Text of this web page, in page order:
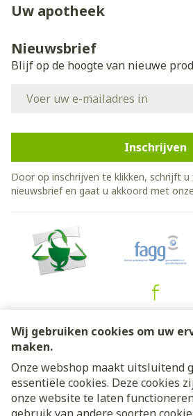
Wij gebruiken cookies om uw
maken.
Onze webshop maakt uitsluitend
essentiële cookies. Deze cookies
onze website te laten
Uw apotheek
Nieuwsbrief
Blijf op de hoogte van nieuwe
Inschrijven
Door op inschrijven te klikken, schrijft u
nieuwsbrief en gaat u akkoord met onze
Juridische links